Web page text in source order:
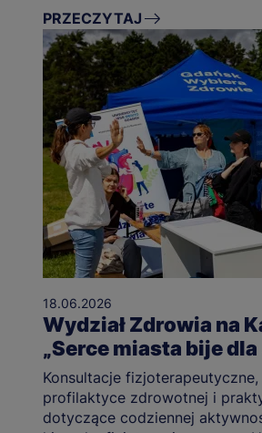
PRZECZYTAJ
18.06.2026
Wydział Zdrowia na
„Serce miasta bije
Konsultacje
profilaktyce zdrowotnej i
dotyczące codziennej